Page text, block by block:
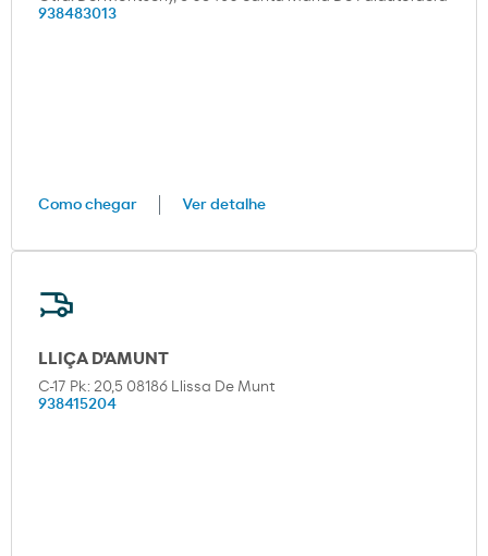
938483013
Como chegar Ver detalhe
LLIÇA D'AMUNT
C-17 Pk: 20,5 08186 Llissa De Munt
938415204